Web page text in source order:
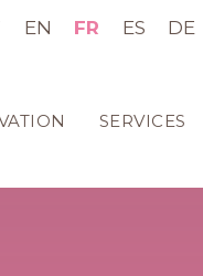
EN FR ES DE
SERVICES